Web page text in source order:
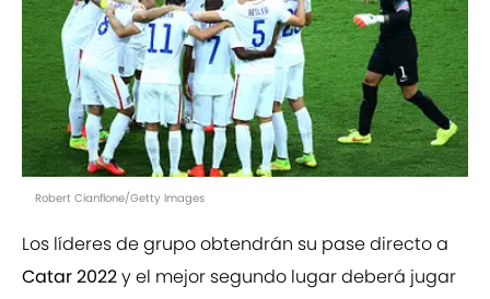
Robert Cianflone/Getty Images
Los líderes de grupo obtendrán su pase directo a
Catar 2022y el mejor segundo lugar deberá jugar